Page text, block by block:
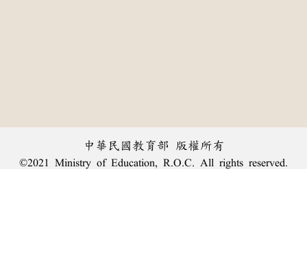
中華民國教育部 版權所有
©2021 Ministry of Education, R.O.C. All rights reserved.